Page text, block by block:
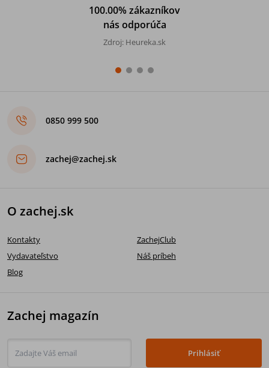
100.00% zákazníkov
nás odporúča
Zdroj: Heureka.sk
0850 999 500
zachej@zachej.sk
O zachej.sk
Kontakty
ZachejClub
Vydavateľstvo
Náš príbeh
Blog
Zachej magazín
Prihlásiť